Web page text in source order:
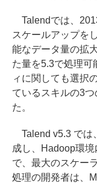
Talendでは、
スケールアップを
能なデータ量の拡
た量を5.3で処理可
ィに関しても選択
ているスキルの3
た。
Talend v5.3 では
成し、Hadoop環
で、最大のスケー
処理の開発者は、